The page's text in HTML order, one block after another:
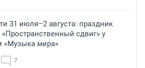
31 июля–2 августа: праздник
сдвиг» у
«Музыка мира»
7